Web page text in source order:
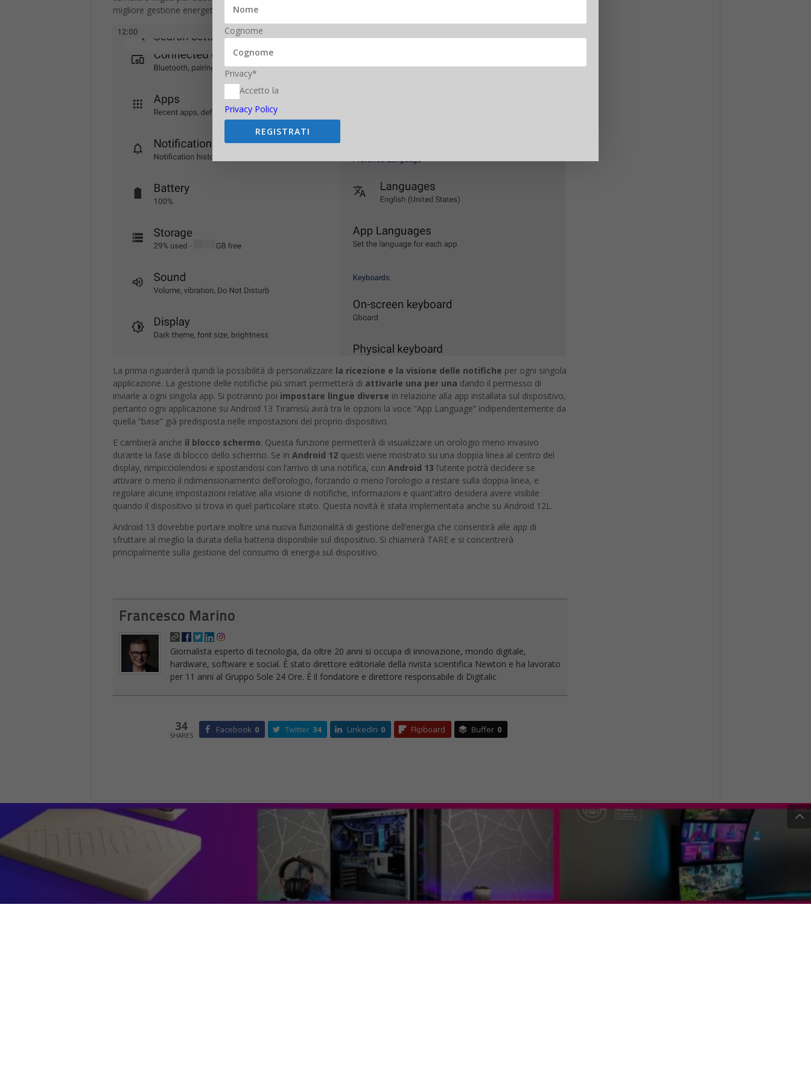
migliore gestione energetica del device su ci si trova installato. In sostanza quattro principali novità.
La prima riguarderà quindi la possibilità di personalizzare la ricezione e la visione delle notifiche per ogni singola
applicazione. La gestione delle notifiche più smart permetterà di attivarle una per una dando il permesso di
inviarle a ogni singola app. Si potranno poi impostare lingue diverse in relazione alla app installata sul dispositivo,
pertanto ogni applicazione su Android 13 Tiramisù avrà tra le opzioni la voce “App Language” indipendentemente da
quella “base” già predisposta nelle impostazioni del proprio dispositivo.
E cambierà anche il blocco schermo. Questa funzione permetterà di visualizzare un orologio meno invasivo
durante la fase di blocco dello schermo. Se in Android 12 questi viene mostrato su una doppia linea al centro del
display, rimpicciolendosi e spostandosi con l’arrivo di una notifica, con Android 13 l’utente potrà decidere se
attivare o meno il ridimensionamento dell’orologio, forzando o meno l’orologio a restare sulla doppia linea, e
regolare alcune impostazioni relative alla visione di notifiche, informazioni e quant’altro desidera avere visibile
quando il dispositivo si trova in quel particolare stato. Questa novità è stata implementata anche su Android 12L.
Android 13 dovrebbe portare inoltre una nuova funzionalità di gestione dell’energia che consentirà alle app di
sfruttare al meglio la durata della batteria disponibile sul dispositivo. Si chiamerà TARE e si concentrerà
principalmente sulla gestione del consumo di energia sul dispositivo.
Francesco Marino
Giornalista esperto di tecnologia, da oltre 20 anni si occupa di innovazione, mondo digitale,
hardware, software e social. È stato direttore editoriale della rivista scientifica Newton e ha lavorato
per 11 anni al Gruppo Sole 24 Ore. È il fondatore e direttore responsabile di Digitalic
34
SHARES
Facebook 0 Twitter 34 LinkedIn 0 Flipboard Buffer 0
Cognome
Privacy*
Accetto la
Privacy Policy
REGISTRATI